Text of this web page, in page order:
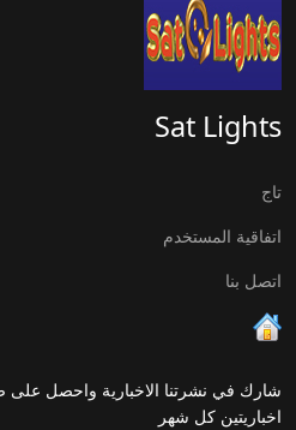
Sat Lights
تاج
اتفاقية المستخدم
اتصل بنا
شارك في نشرتنا الاخبارية واحصل
اخباريتين كل شهر